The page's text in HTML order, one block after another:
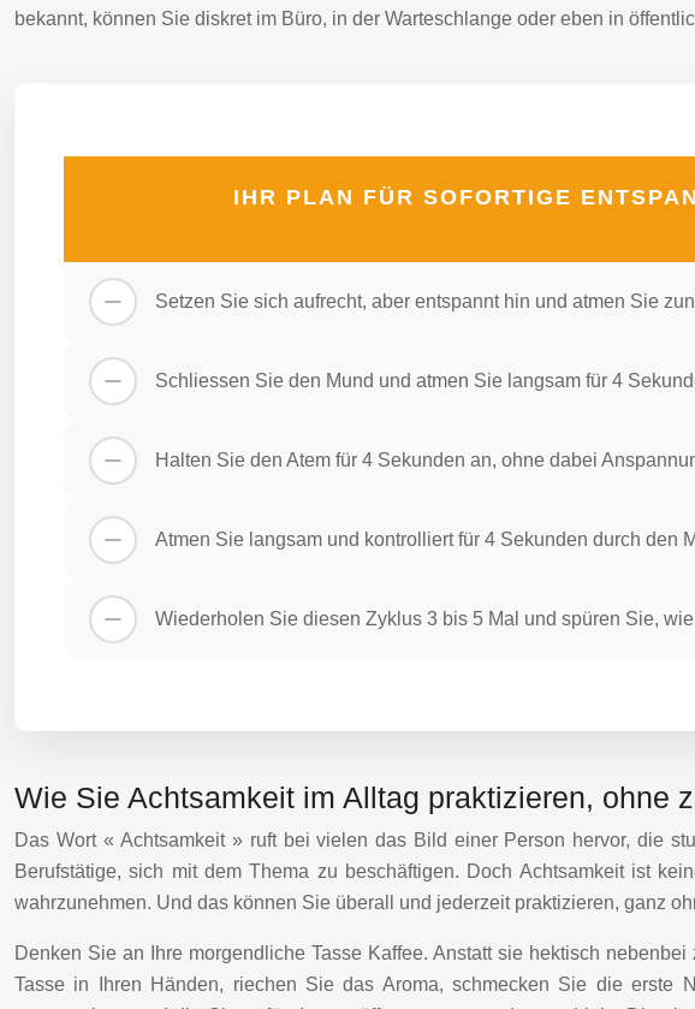
bekannt, können Sie diskret im Büro, in der Warteschlange oder eben in
IHR PLAN FÜR SOFORTIGE
Setzen Sie sich aufrecht, aber entspannt hin und atmen Sie
Schliessen Sie den Mund und atmen Sie langsam für 4
Halten Sie den Atem für 4 Sekunden an, ohne dabei
Atmen Sie langsam und kontrolliert für 4 Sekunden durch den
Wiederholen Sie diesen Zyklus 3 bis 5 Mal und spüren Sie,
Wie Sie Achtsamkeit im Alltag praktizieren, ohne
Das Wort « Achtsamkeit » ruft bei vielen das Bild einer Person hervor, die
Berufstätige, sich mit dem Thema zu beschäftigen. Doch Achtsamkeit ist
wahrzunehmen. Und das können Sie überall und jederzeit praktizieren, ganz
Denken Sie an Ihre morgendliche Tasse Kaffee. Anstatt sie hektisch
Tasse in Ihren Händen, riechen Sie das Aroma, schmecken Sie die erste